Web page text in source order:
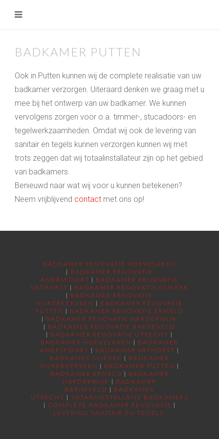
BADKAMER PUTTEN
Ook in Putten kunnen wij de complete realisatie van uw
badkamer verzorgen. Uiteraard denken we graag met u
mee bij het ontwerp van uw badkamer. We kunnen
vervolgens zorgen voor o.a. timmer-, stucadoors- en
tegelwerkzaamheden. Omdat wij ook de levering van
sanitair en tegels kunnen verzorgen kunnen wij met
trots zeggen dat wij totaalinstallateur zijn op het gebied
van badkamers.
Benieuwd naar wat wij voor u kunnen betekenen?
Neem vrijblijvend contact met ons op!
BADKAMER RENOVATIE HOEVELAKEN
| BADKAMER RENOVATIE
AMERSFOORT | BADKAMER RENOVATIE
VATHORST | BADKAMER RENOVATIE NIJKERK
| BADKAMER RENOVATIE
NIJKERKERVEEN | BADKAMER RENOVATIE
PUTTEN | BADKAMER RENOVATIE ERMELO
| BADKAMER RENOVATIE HARDERWIJK
| BADKAMER RENOVATIE BARNEVELD
| BADKAMER RENOVATIE UTRECHT |
BADKAMER HOEVELAKEN | BADKAMER
AMERSFOORT | BADKAMER VATHORST |
BADKAMER NIJKERK | BADKAMER
NIJKERKERVEEN | BADKAMER PUTTEN |
BADKAMER ERMELO | BADKAMER
HARDERWIJK | BADKAMER
BARNEVELD | BADKAMER
UTRECHT | TOTAALINSTALLATIE BADKAMERS
| COMPLETE BADKAMER RENOVATIE |
LEVERING SANITAIR EN TEGELS